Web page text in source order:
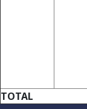
TOTAL